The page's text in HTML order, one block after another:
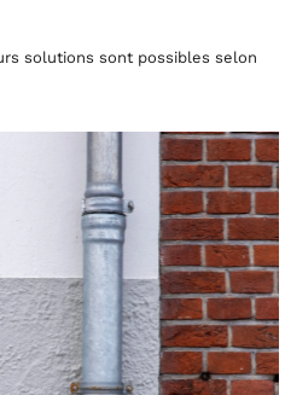
solutions sont possibles selon